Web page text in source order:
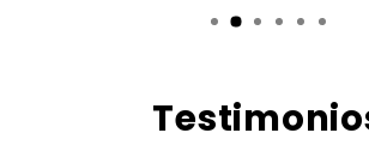
Muchas gracias.
persona se ve